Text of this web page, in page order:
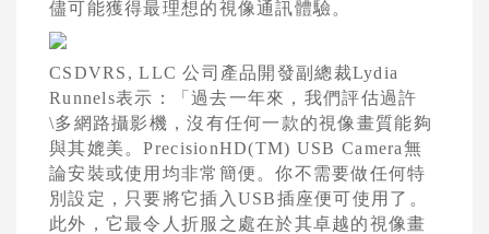
儘可能獲得最理想的視像通訊體驗。
CSDVRS, LLC公司產品開發副總裁Lydia
Runnels表示：「過去一年來，我們評估過許
\多網路攝影機，沒有任何一款的視像畫質能夠
與其媲美。PrecisionHD(TM) USB Camera無
論安裝或使用均非常簡便。你不需要做任何特
別設定，只要將它插入 USB插座便可使用了。
此外， 它最令人折服之處在於其卓越的視像畫